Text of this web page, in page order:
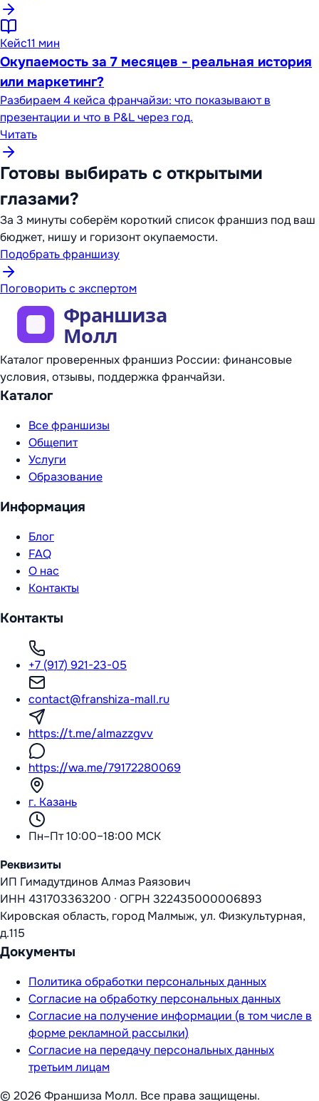
Кейс11 мин
Окупаемость за 7 месяцев - реальная история
или маркетинг?
Разбираем 4 кейса франчайзи: что показывают в
презентации и что в P&L через год.
Читать
Готовы выбирать с открытыми
глазами?
За 3 минуты соберём короткий список франшиз под ваш
бюджет, нишу и горизонт окупаемости.
Подобрать франшизу
Поговорить с экспертом
Каталог проверенных франшиз России: финансовые
условия, отзывы, поддержка франчайзи.
Каталог
Все франшизы
Общепит
Услуги
Образование
Информация
Блог
FAQ
О нас
Контакты
Контакты
+7 (917) 921-23-05
contact@franshiza-mall.ru
https://t.me/almazzgvv
https://wa.me/79172280069
г. Казань
Пн–Пт 10:00–18:00 МСК
Реквизиты
ИП Гимадутдинов Алмаз Раязович
ИНН 431703363200 · ОГРН 322435000006893
Кировская область, город Малмыж, ул. Физкультурная,
д.115
Документы
Политика обработки персональных данных
Согласие на обработку персональных данных
Согласие на получение информации (в том числе в
форме рекламной рассылки)
Согласие на передачу персональных данных
третьим лицам
© 2026 Франшиза Молл. Все права защищены.